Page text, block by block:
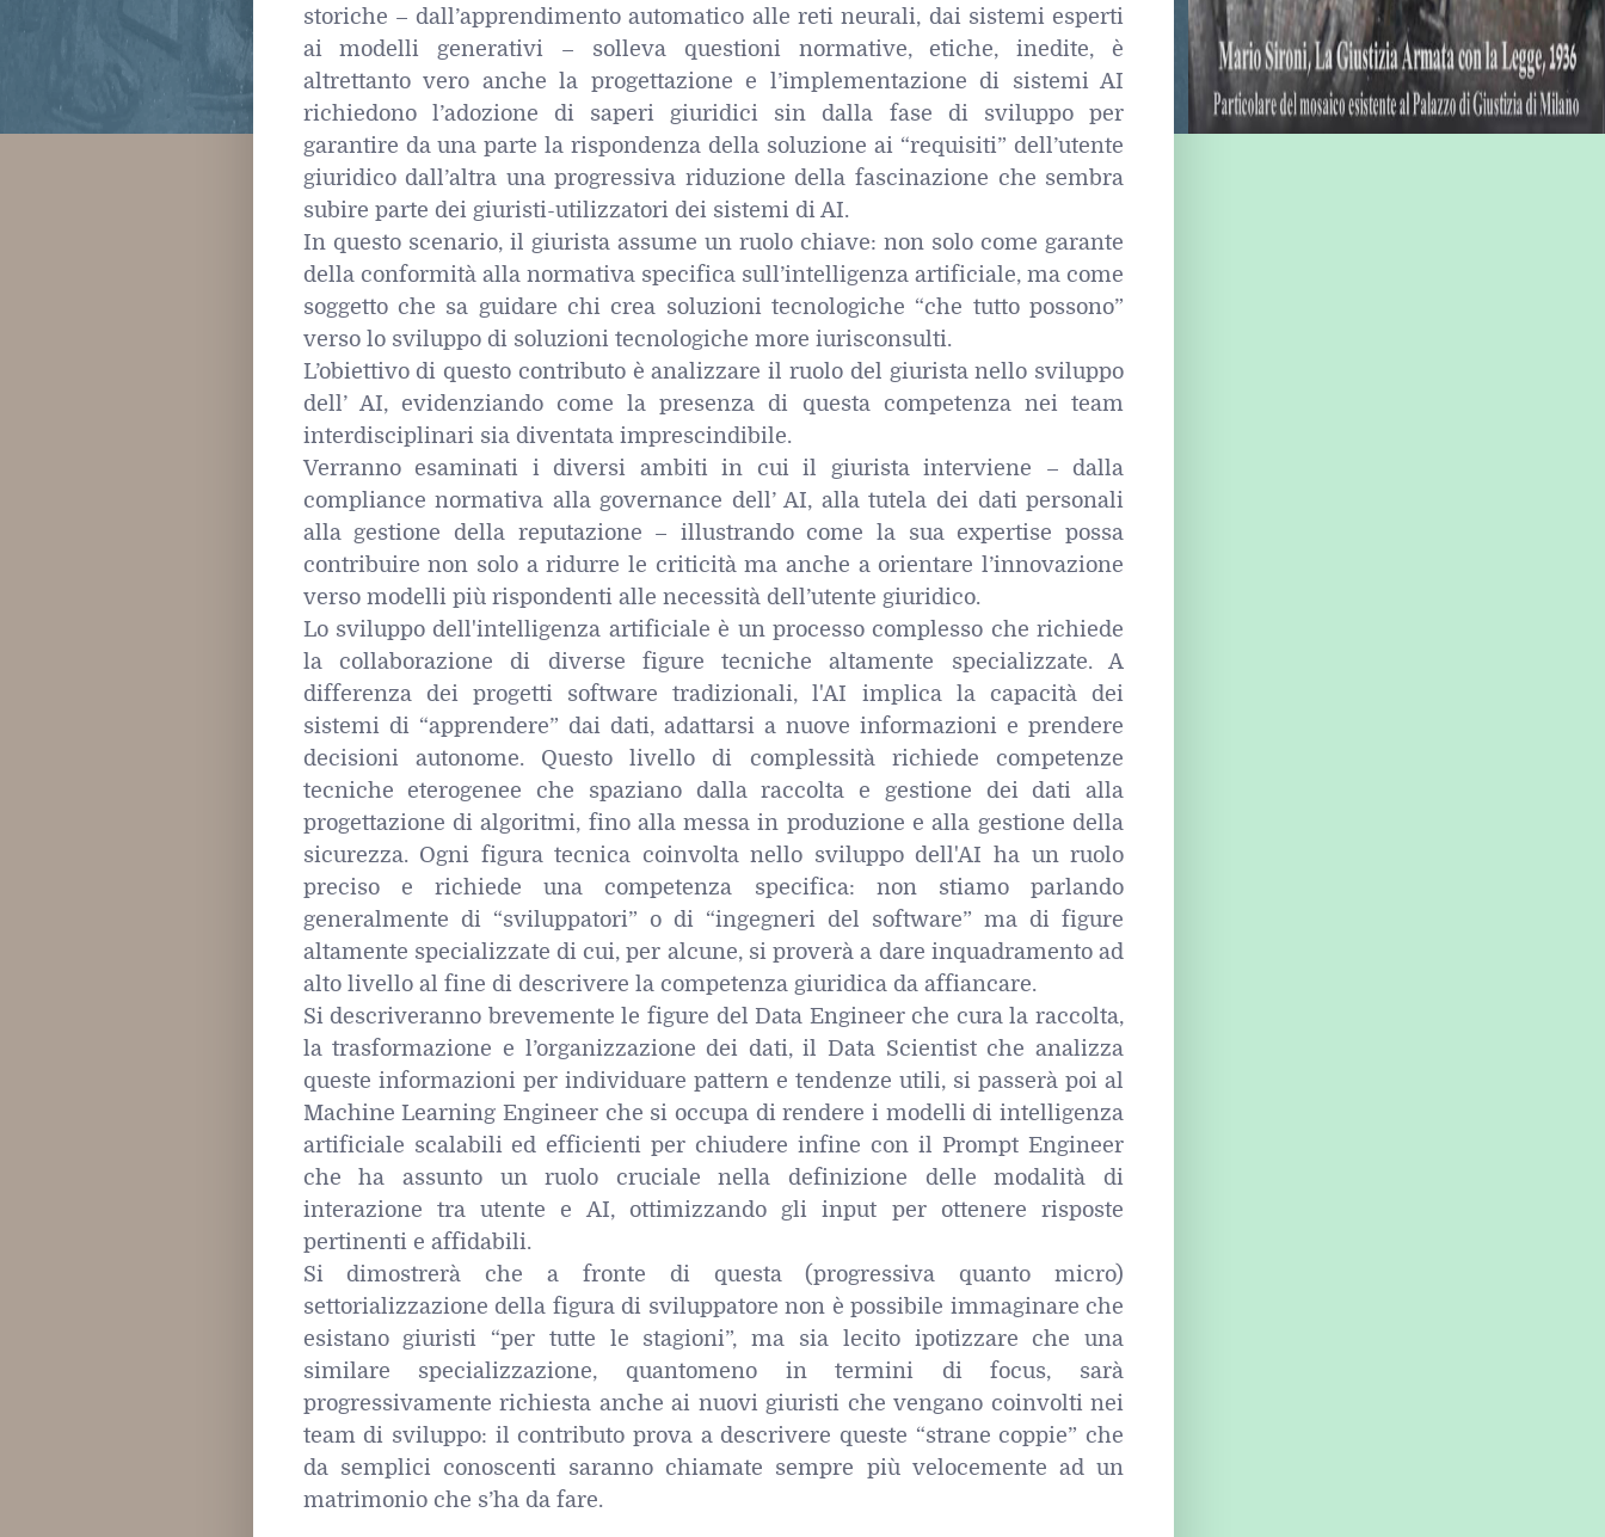
storiche – dall’apprendimento automatico alle reti neurali, dai sistemi esperti
ai modelli generativi – solleva questioni normative, etiche, inedite, è
altrettanto vero anche la progettazione e l’implementazione di sistemi AI
richiedono l’adozione di saperi giuridici sin dalla fase di sviluppo per
garantire da una parte la rispondenza della soluzione ai “requisiti” dell’utente
giuridico dall’altra una progressiva riduzione della fascinazione che sembra
subire parte dei giuristi-utilizzatori dei sistemi di AI.
In questo scenario, il giurista assume un ruolo chiave: non solo come garante
della conformità alla normativa specifica sull’intelligenza artificiale, ma come
soggetto che sa guidare chi crea soluzioni tecnologiche “che tutto possono”
verso lo sviluppo di soluzioni tecnologiche more iurisconsulti.
L’obiettivo di questo contributo è analizzare il ruolo del giurista nello sviluppo
dell’ AI, evidenziando come la presenza di questa competenza nei team
interdisciplinari sia diventata imprescindibile.
Verranno esaminati i diversi ambiti in cui il giurista interviene – dalla
compliance normativa alla governance dell’ AI, alla tutela dei dati personali
alla gestione della reputazione – illustrando come la sua expertise possa
contribuire non solo a ridurre le criticità ma anche a orientare l’innovazione
verso modelli più rispondenti alle necessità dell’utente giuridico.
Lo sviluppo dell'intelligenza artificiale è un processo complesso che richiede
la collaborazione di diverse figure tecniche altamente specializzate. A
differenza dei progetti software tradizionali, l'AI implica la capacità dei
sistemi di “apprendere” dai dati, adattarsi a nuove informazioni e prendere
decisioni autonome. Questo livello di complessità richiede competenze
tecniche eterogenee che spaziano dalla raccolta e gestione dei dati alla
progettazione di algoritmi, fino alla messa in produzione e alla gestione della
sicurezza. Ogni figura tecnica coinvolta nello sviluppo dell'AI ha un ruolo
preciso e richiede una competenza specifica: non stiamo parlando
generalmente di “sviluppatori” o di “ingegneri del software” ma di figure
altamente specializzate di cui, per alcune, si proverà a dare inquadramento ad
alto livello al fine di descrivere la competenza giuridica da affiancare.
Si descriveranno brevemente le figure del Data Engineer che cura la raccolta,
la trasformazione e l’organizzazione dei dati, il Data Scientist che analizza
queste informazioni per individuare pattern e tendenze utili, si passerà poi al
Machine Learning Engineer che si occupa di rendere i modelli di intelligenza
artificiale scalabili ed efficienti per chiudere infine con il Prompt Engineer
che ha assunto un ruolo cruciale nella definizione delle modalità di
interazione tra utente e AI, ottimizzando gli input per ottenere risposte
pertinenti e affidabili.
Si dimostrerà che a fronte di questa (progressiva quanto micro)
settorializzazione della figura di sviluppatore non è possibile immaginare che
esistano giuristi “per tutte le stagioni”, ma sia lecito ipotizzare che una
similare specializzazione, quantomeno in termini di focus, sarà
progressivamente richiesta anche ai nuovi giuristi che vengano coinvolti nei
team di sviluppo: il contributo prova a descrivere queste “strane coppie” che
da semplici conoscenti saranno chiamate sempre più velocemente ad un
matrimonio che s’ha da fare.